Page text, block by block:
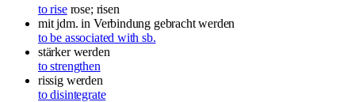
to rise rose; risen
mit jdm. in Verbindung gebracht werden
to be associated with sb.
stärker werden
to strengthen
rissig werden
to disintegrate